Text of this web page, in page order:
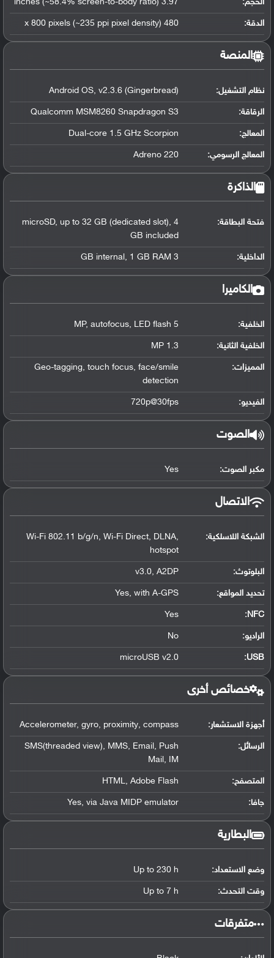
الحجم: 3.97 inches (~58.4% screen-to-body ratio)
الدقة: 480 x 800 pixels (~235 ppi pixel density)
المنصة
نظام التشغيل:
Android OS, v2.3.6 (Gingerbread)
الرقاقة:
Qualcomm MSM8260 Snapdragon S3
المعالج:
Dual-core 1.5 GHz Scorpion
المعالج الرسومي:
Adreno 220
الذاكرة
فتحة البطاقة:
microSD, up to 32 GB (dedicated slot), 4
GB included
الداخلية: 3 GB internal, 1 GB RAM
الكاميرا
الخلفية: 5 MP, autofocus, LED flash
الخلفية الثانية: 1.3 MP
المميزات:
Geo-tagging, touch focus, face/smile
detection
الفيديو: 720p@30fps
الصوت
مكبر الصوت: Yes
الاتصال
الشبكة اللاسلكية:
Wi-Fi 802.11 b/g/n, Wi-Fi Direct, DLNA,
hotspot
البلوتوث:
v3.0, A2DP
تحديد المواقع:
Yes, with A-GPS
NFC
:
Yes
الراديو: No
USB
:
microUSB v2.0
خصائص أخرى
أجهزة الاستشعار: Accelerometer, gyro, proximity, compass
الرسائل:
SMS(threaded view), MMS, Email, Push
Mail, IM
المتصفح: HTML, Adobe Flash
جافا: Yes, via Java MIDP emulator
البطارية
وضع الاستعداد: Up to 230 h
وقت التحدث: Up to 7 h
‏متفرقات‏